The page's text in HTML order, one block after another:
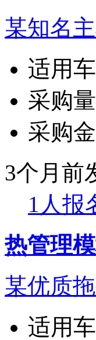
某知名
适用车
采购量
采购
3个月前
1人报
热管理
某优质
适用车